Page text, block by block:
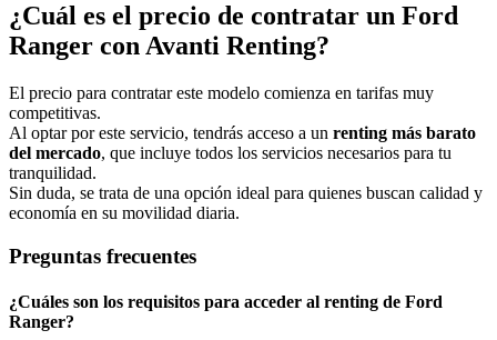
¿Cuál es el precio de contratar un Ford
Ranger con Avanti Renting?
El precio para contratar este modelo comienza en tarifas muy
competitivas.
Al optar por este servicio, tendrás acceso a un renting más barato
del mercado, que incluye todos los servicios necesarios para tu
tranquilidad.
Sin duda, se trata de una opción ideal para quienes buscan calidad y
economía en su movilidad diaria.
Preguntas frecuentes
¿Cuáles son los requisitos para acceder al renting de Ford
Ranger?